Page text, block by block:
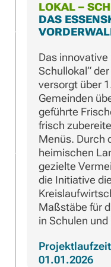
LOKAL –
DAS
Das innovative
Schullokal“
versorgt über
Gemeinden
geführte
frisch
Menüs. Durch
heimischen
gezielte
die Initiative
Maßstäbe für
in Schulen
01.01.2026